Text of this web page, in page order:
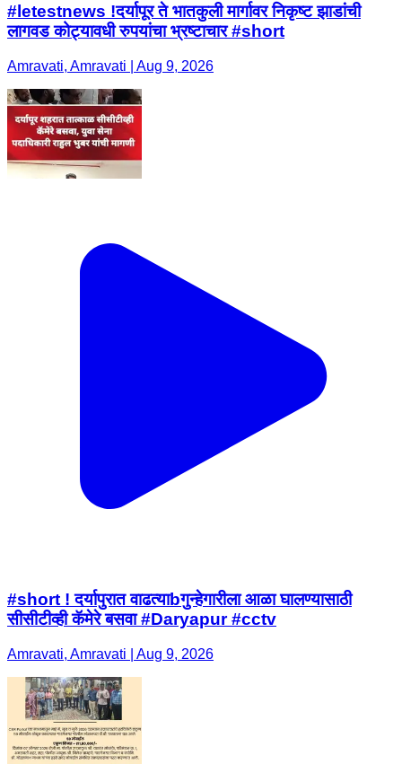
#letestnews !दर्यापूर ते भातकुली मार्गावर निकृष्ट झाडांची
लागवड कोट्यावधी रुपयांचा भ्रष्टाचार #short
Amravati, Amravati | Aug 9, 2026
#short ! दर्यापुरात वाढत्याbगुन्हेगारीला आळा घालण्यासाठी
सीसीटीव्ही कॅमेरे बसवा #Daryapur #cctv
Amravati, Amravati | Aug 9, 2026